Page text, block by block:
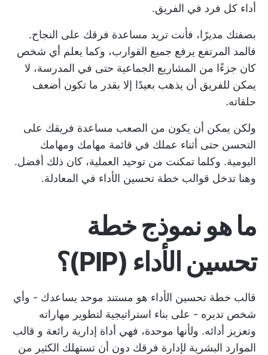
أداء كل فرد في الفريق.
بصفتك مديرًا، فأنت تريد مساعدة فرقك على النجاح.
فالمد المرتفع يرفع جميع القوارب، وكما يعلم أي شخص
كان جزءًا من المشاريع الجماعية حتى في المدرسة، لا
يمكن للفريق أن يذهب بعيدًا إلا بقدر ما تكون أضعف
حلقاته.
ولكن يمكن أن يكون من الصعب مساعدة فريقك على
التحسن حتى أثناء عملك في قائمة مهامك ومهامك
اليومية. وكلما تمكنت من توحيد العملية، كان ذلك أفضل.
وهنا تدخل قوالب خطة تحسين الأداء في المعادلة.
ما هو نموذج خطة
تحسين الأداء (PIP)؟
قالب خطة تحسين الأداء هو مستند موحد يساعدك - وأي
شخص تديره - على بناء استراتيجية لتطوير مهاراته
وتعزيز أدائه. ولأنها موحدة، فهي أداة إدارية رائعة و قالب
الموارد البشرية لإدارة فرقك دون أن تستهلك الكثير من